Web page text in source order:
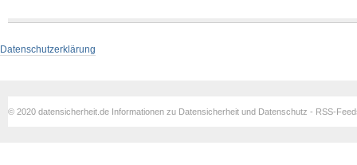
Datenschutzerklärung
© 2020 datensicherheit.de Informationen zu Datensicherheit und Datenschutz - RSS-